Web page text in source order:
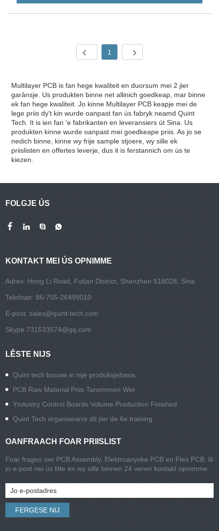
1
Multilayer PCB is fan hege kwaliteit en duorsum mei 2 jier
garânsje. Us produkten binne net allinich goedkeap, mar binne
ek fan hege kwaliteit. Jo kinne Multilayer PCB keapje mei de
lege priis dy't kin wurde oanpast fan ús fabryk neamd Quint
Tech. It is ien fan 'e fabrikanten en leveransiers út Sina. Us
produkten kinne wurde oanpast mei goedkeape priis. As jo ​​​​se
nedich binne, kinne wy ​​​​frije sample stjoere, wy sille ek
priislisten en offertes leverje, dus it is ferstannich om ús te
kiezen.
FOLGJE ÚS
KONTAKT MEI ÚS OPNIMME
Adres: Hong Li Road, Futian District, Shenzhen 518028, Sina
Telefoan: 86-755-26499010
E-post:sales@quint-tech.com
Skype:731533574@qq.com
LÊSTE NIJS
Quint tech bouwe in nije produksjebasis
PCB Raw Material Priis Tanommen Wer
Yndustry Control Boards Volume Production Finished
Quint Tech organisearre dit jier de 6e training
OANFRAACH FOAR PRIISLIST
Foar fragen oer PCB Assembly, Elektroanyske PCB en Flex PCB, lit
jo e-post nei ús litte en wy sille binnen 24 oeren kontakt opnimme.